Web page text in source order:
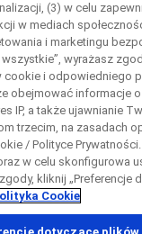
Muscular
z
the sponsor
Request a call
(3) w celu
w mediach
i marketingu
wyrażasz
i odpowiedniego
obejmować informacje
IP, a także ujawnianie
trzecim, na zasadach
/ Polityce
w celu skonfigurowa
kliknij „Preferencje
Cookie